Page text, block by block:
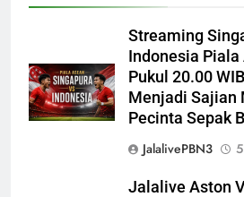
Streaming
Indonesia Piala
Pukul 20.00
Menjadi Sajian
Pecinta Sepak
JalalivePBN3
Jalalive Aston